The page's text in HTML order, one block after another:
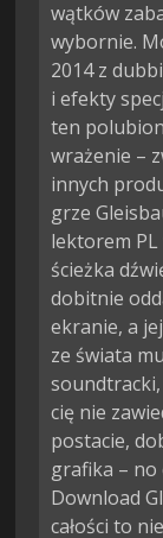
wątków
wybornie.
2014 z
i efekty
ten
wrażenie –
innych
grze
lektorem
ścieżka
dobitnie
ekranie, a
ze świata
cię nie
postacie,
grafika – no
Download
całości to